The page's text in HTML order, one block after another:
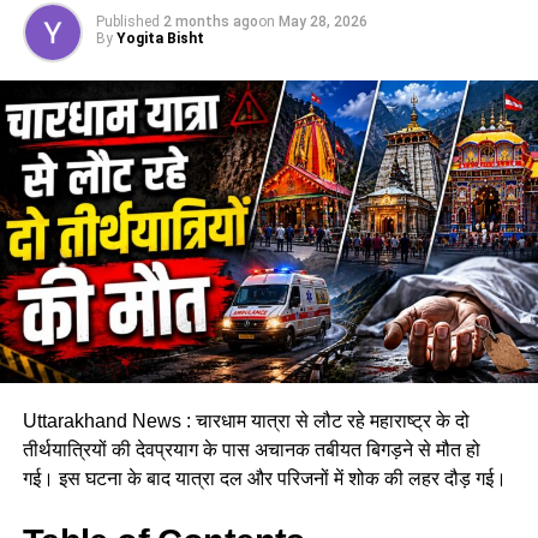
चारधाम यात्रा मार्ग पर विभिन्न स्थानों पर भूस्खलन होने से आवाजाही
प्रभावित हुई है। इन्हीं परिस्थितियों को देखते हुए गढ़वाल आयुक्त आनंद
स्वरूप ने 28 और 29 जुलाई को यात्रा स्थगित करने के निर्देश जारी किए
हैं। प्रशासन का कहना है कि मौसम की स्थिति सामान्य होने और मार्ग पूरी
तरह सुरक्षित होने के बाद ही यात्रा दोबारा शुरू करने पर फैसला लिया
जाएगा।
लगातार हो रही बारिश ने बढ़ाई परेशानी
राज्य के कई जिलों में बारिश का प्रभाव लगातार बना हुआ है। मौसम विभाग
के अनुसार उत्तरकाशी, देहरादून, टिहरी, रुद्रप्रयाग, चमोली, ऊधम सिंह
नगर, बागेश्वर, पिथौरागढ़ और नैनीताल में भारी से बहुत भारी वर्षा होने की
संभावना है। इसके अलावा कुछ क्षेत्रों में तेज गर्जना, बिजली गिरने और
अचानक बाढ़ जैसी परिस्थितियां भी बन सकती हैं।
Published 2 months agoon May 28, 2026
By Yogita Bisht
Uttarakhand News : चारधाम यात्रा से लौट रहे महाराष्ट्र के दो
तीर्थयात्रियों की देवप्रयाग के पास अचानक तबीयत बिगड़ने से मौत हो
गई। इस घटना के बाद यात्रा दल और परिजनों में शोक की लहर दौड़ गई।